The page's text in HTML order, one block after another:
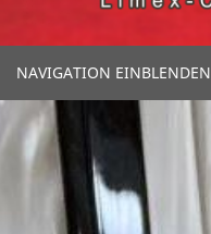
NAVIGATION EINBLENDEN